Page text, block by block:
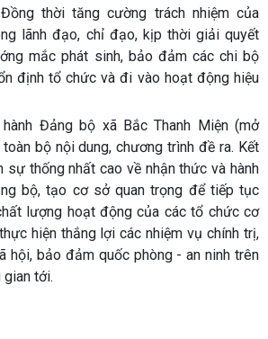
thời tăng cường trách nhiệm của
lãnh đạo, chỉ đạo, kịp thời giải quyết
mắc phát sinh, bảo đảm các chi bộ
định tổ chức và đi vào hoạt động hiệu
hành Đảng bộ xã Bắc Thanh Miện (mở
bộ nội dung, chương trình đề ra. Kết
sự thống nhất cao về nhận thức và hành
bộ, tạo cơ sở quan trọng để tiếp tục
lượng hoạt động của các tổ chức cơ
hiện thắng lợi các nhiệm vụ chính trị,
hội, bảo đảm quốc phòng - an ninh trên
tới.